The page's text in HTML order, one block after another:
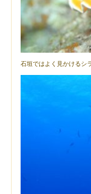
石垣ではよく見かけるシ